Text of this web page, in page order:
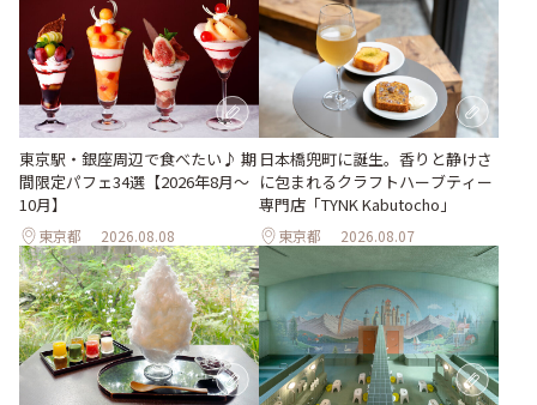
東京駅・銀座周辺で食べたい♪ 期
間限定パフェ34選【2026年8月～
10月】
東京都 2026.08.08
日本橋兜町に誕生。香りと静けさ
に包まれるクラフトハーブティー
専門店「TYNK Kabutocho」
東京都 2026.08.07